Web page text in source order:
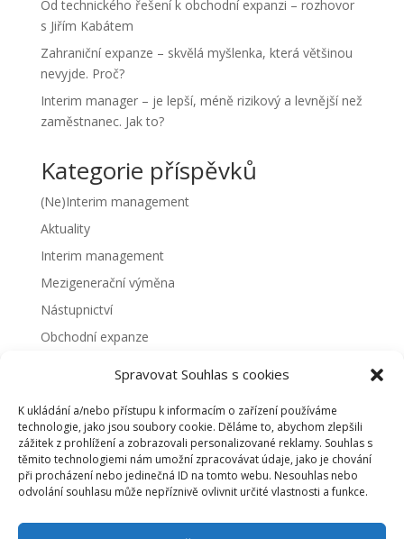
Spravovat Souhlas s cookies
K ukládání a/nebo přístupu k informacím o zařízení používáme
technologie, jako jsou soubory cookie. Děláme to, abychom zlepšili
zážitek z prohlížení a zobrazovali personalizované reklamy. Souhlas s
těmito technologiemi nám umožní zpracovávat údaje, jako je chování
při procházení nebo jedinečná ID na tomto webu. Nesouhlas nebo
odvolání souhlasu může nepříznivě ovlivnit určité vlastnosti a funkce.
Od technického řešení k obchodní expanzi – rozhovor
s Jiřím Kabátem
Zahraniční expanze – skvělá myšlenka, která většinou
nevyjde. Proč?
Interim manager – je lepší, méně rizikový a levnější než
zaměstnanec. Jak to?
Kategorie příspěvků
(Ne)Interim management
Aktuality
Interim management
Mezigenerační výměna
Nástupnictví
Obchodní expanze
Renta
Restart
Rozvoj
Slovník pojmů
Strategické transakce